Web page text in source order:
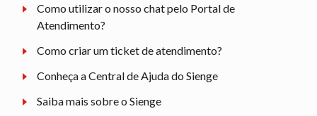
Como utilizar o nosso chat pelo Portal de
Atendimento?
Como criar um ticket de atendimento?
Conheça a Central de Ajuda do Sienge
Saiba mais sobre o Sienge